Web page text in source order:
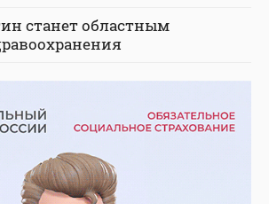
станет областным